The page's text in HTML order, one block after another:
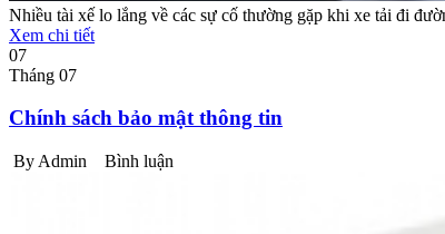
Nhiều tài xế lo lắng về các sự cố thường gặp khi xe tải đi
Xem chi tiết
07
Tháng 07
Chính sách bảo mật thông tin
By Admin Bình luận